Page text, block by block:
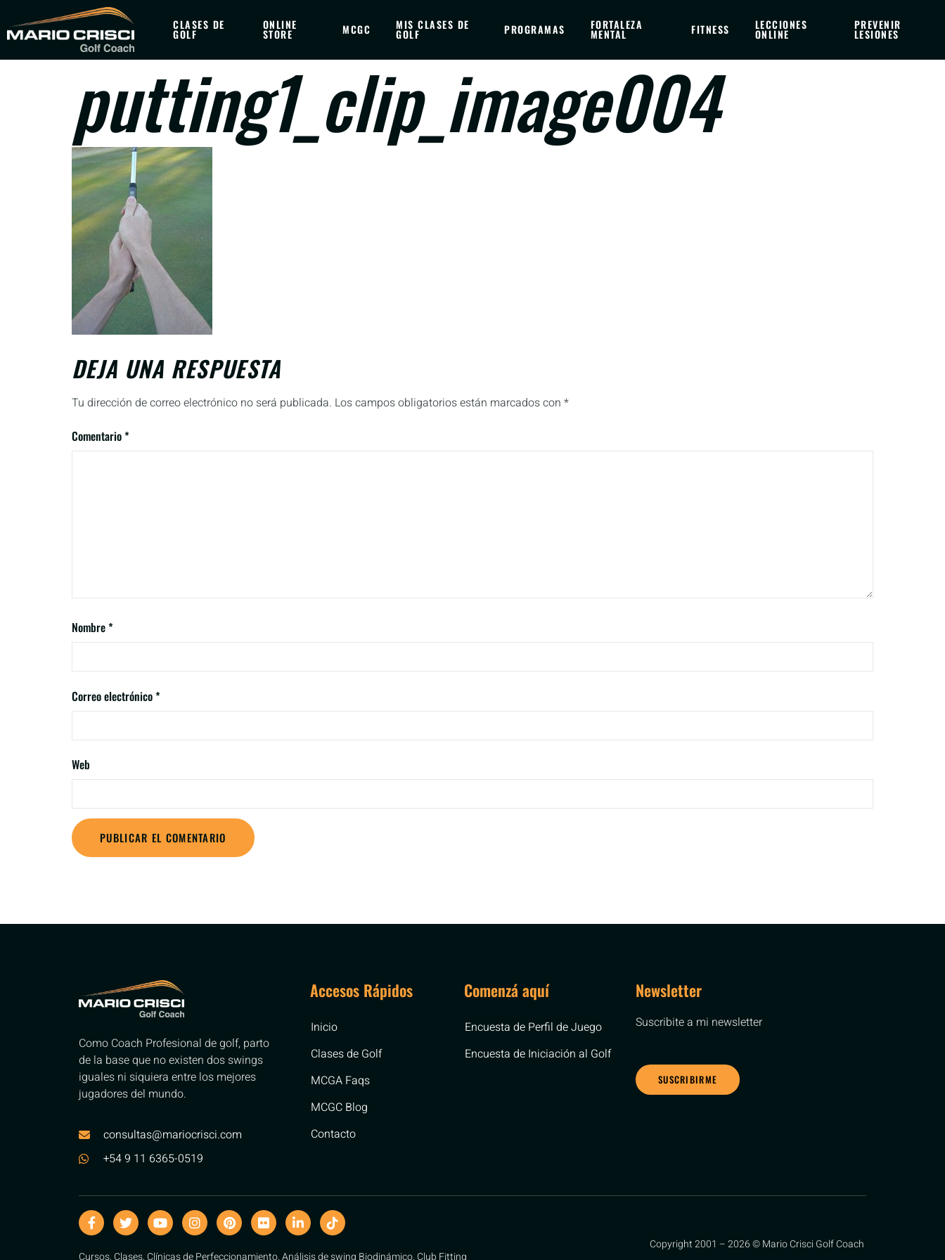
CLASES DE
GOLF
ONLINE
STORE MCGC MIS CLASES DE
GOLF PROGRAMAS FORTALEZA
MENTAL FITNESS LECCIONES
ONLINE
PREVENIR
LESIONES
putting1_clip_image004
DEJA UNA RESPUESTA
Tu dirección de correo electrónico no será publicada. Los campos obligatorios están marcados con *
Comentario*
Nombre*
Correo electrónico*
Web
Como Coach Profesional de golf, parto
de la base que no existen dos swings
iguales ni siquiera entre los mejores
jugadores del mundo.
consultas@mariocrisci.com
+54 9 11 6365-0519
Accesos Rápidos
Inicio
Clases de Golf
MCGA Faqs
MCGC Blog
Contacto
Comenzá aquí
Encuesta de Perfil de Juego
Encuesta de Iniciación al Golf
Newsletter
Suscribite a mi newsletter
SUSCRIBIRME
Cursos, Clases, Clínicas de Perfeccionamiento. Análisis de swing Biodinámico. Club Fitting
Copyright 2001 – 2026 © Mario Crisci Golf Coach